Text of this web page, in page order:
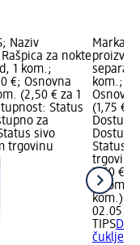
Naziv
za nokte
1 kom.;
€; Osnovna
(2,50 € za 1
Status
za
sivo
trgovinu
Marka:
kom.;
(1,75 €
Status
trgovinu
3,50 €
2 kom.
kom.)
TIPS